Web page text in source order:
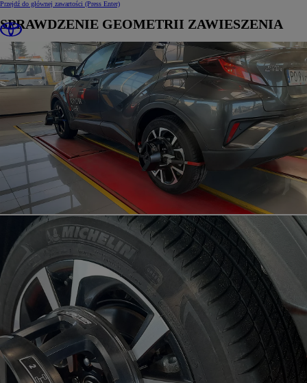
Przejdź do głównej zawartości (Press Enter)
SPRAWDZENIE GEOMETRII ZAWIESZENIA